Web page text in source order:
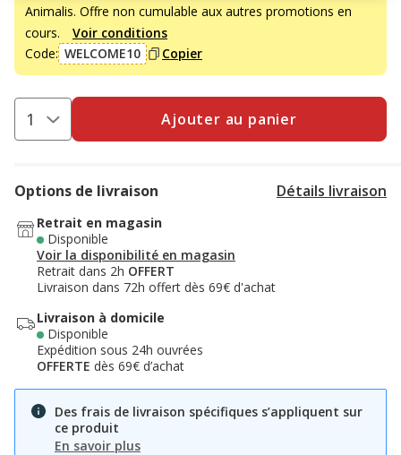
Animalis. Offre non cumulable aux autres promotions en
cours.
Voir conditions
Code: WELCOME10 Copier
Ajouter au panier
Options de livraison Détails livraison
Retrait en magasin
Disponible
Voir la disponibilité en magasin
Retrait dans 2h OFFERT
Livraison dans 72h offert dès 69€ d'achat
Livraison à domicile
Disponible
Expédition sous 24h ouvrées
OFFERTE dès 69€ d’achat
Des frais de livraison spécifiques s’appliquent sur
ce produit
En savoir plus